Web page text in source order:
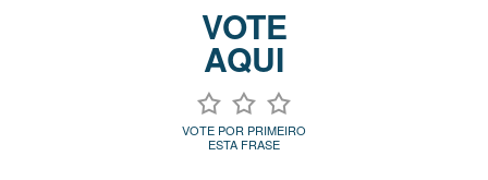
VOTE
AQUI
VOTE POR PRIMEIRO
ESTA FRASE